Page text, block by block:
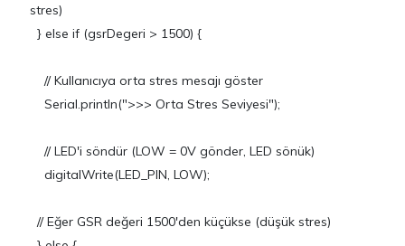
stres)
} else if (gsrDegeri > 1500) {
// Kullanıcıya orta stres mesajı göster
Serial.println(">>> Orta Stres Seviyesi");
// LED'i söndür (LOW = 0V gönder, LED sönük)
digitalWrite(LED_PIN, LOW);
// Eğer GSR değeri 1500'den küçükse (düşük stres)